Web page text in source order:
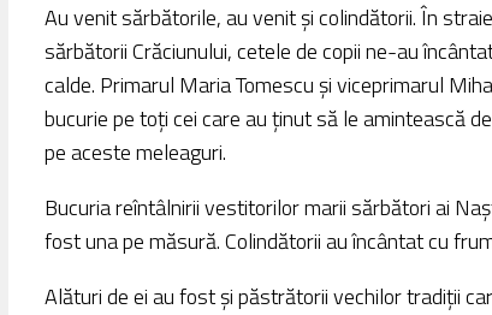
Au venit sărbătorile, au venit și colindătorii. În
sărbătorii Crăciunului, cetele de copii ne-au
calde. Primarul Maria Tomescu și viceprimarul
bucurie pe toți cei care au ținut să le amintească
pe aceste meleaguri.
Bucuria reîntâlnirii vestitorilor marii sărbători ai
fost una pe măsură. Colindătorii au încântat cu
Alături de ei au fost și păstrătorii vechilor tradiții